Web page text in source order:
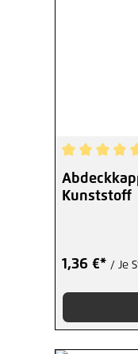
Kunststoff
1,36 €* / Je